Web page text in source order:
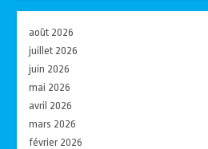
août 2026
juillet 2026
juin 2026
mai 2026
avril 2026
mars 2026
février 2026